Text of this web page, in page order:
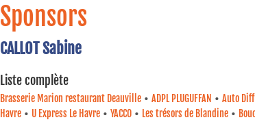
Sponsors
CALLOT Sabine
Liste complète
Brasserie Marion restaurant Deauville • ADPL PLUGUFFAN • Auto
Havre • U Express Le Havre • YACCO • Les trésors de Blandine •